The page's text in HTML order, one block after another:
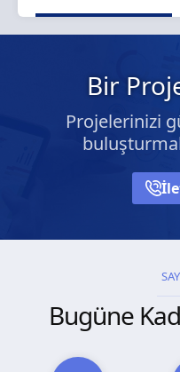
Bir
Projelerinizi
Bugüne